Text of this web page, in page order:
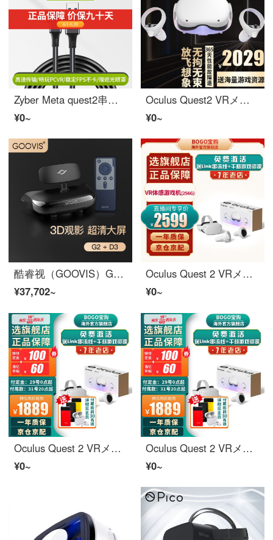
Zyber Meta quest2串流线VRメガネLink线数据线Ocuclus quest2 3D Oculus quest2【Link线3米赠眼罩】
¥0~
Oculus Quest2 VRメガネマシン体性感覚ゲーム機头戴影院表示器バーチャルメガネ Quest 2 128GB
¥0~
酷睿视（GOOVIS）G2-X +D3 HD头戴影院 头戴表示器 非VRメガネマシン
¥37,702~
Oculus Quest 2 VRメガネマシン VR体性感覚ゲーム機 steam全景视频 インテリジェントVR头显 Oculus Quest 2 VRメガネ 256 G
¥0~
Oculus Quest 2 VRメガネマシン VR体性感覚ゲーム機 steam全景视频 インテリジェントVR头显 Oculus Quest 2 VRメガネ 128 G
¥0~
Oculus Quest 2 VRメガネマシン VR体性感覚ゲーム機 steam全景视频 インテリジェントVR头显 Oculus Quest 2 VRメガネ 128 G
¥0~